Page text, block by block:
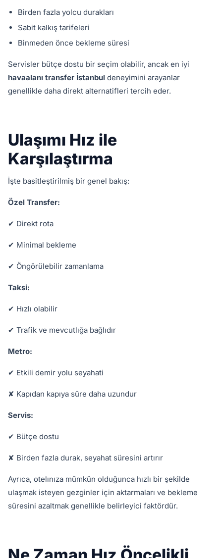
Birden fazla yolcu durakları
Sabit kalkış tarifeleri
Binmeden önce bekleme süresi
Servisler bütçe dostu bir seçim olabilir, ancak en iyi
havaalanı transfer İstanbul deneyimini arayanlar
genellikle daha direkt alternatifleri tercih eder.
Ulaşımı Hız ile
Karşılaştırma
İşte basitleştirilmiş bir genel bakış:
Özel Transfer:
✔ Direkt rota
✔ Minimal bekleme
✔ Öngörülebilir zamanlama
Taksi:
✔ Hızlı olabilir
✔ Trafik ve mevcutlığa bağlıdır
Metro:
✔ Etkili demir yolu seyahati
✘ Kapıdan kapıya süre daha uzundur
Servis:
✔ Bütçe dostu
✘ Birden fazla durak, seyahat süresini artırır
Ayrıca, otelınıza mümkün olduğunca hızlı bir şekilde
ulaşmak isteyen gezginler için aktarmaları ve bekleme
süresini azaltmak genellikle belirleyici faktördür.